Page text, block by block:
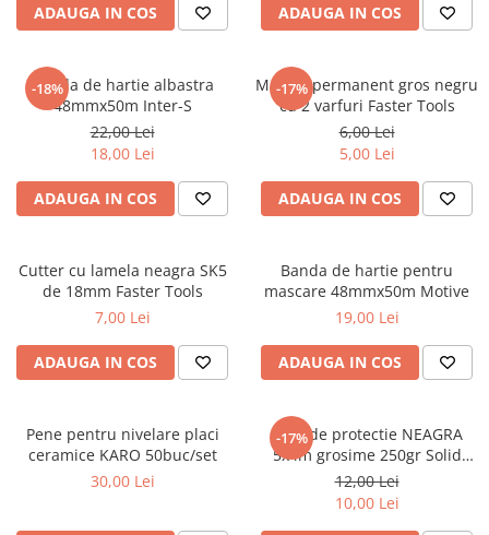
Foarfeci de mana
Imbusi si seturi de imbusi
Patenti, clesti si sfici
Pile de mana
Pistoale de spuma si silicon
Rangi
Surubelnite si seturi de
surubelnite
Truse de tubulare si chei
ADAUGA IN COS ADAUGA IN COS
-18%
Banda de hartie albastra
48mmx50m Inter-S
22,00 Lei
18,00 Lei
ADAUGA IN COS
-17%
Marker permanent gros negru
cu 2 varfuri Faster Tools
6,00 Lei
5,00 Lei
ADAUGA IN COS
Cutter cu lamela neagra SK5
de 18mm Faster Tools
7,00 Lei
ADAUGA IN COS
Banda de hartie pentru
mascare 48mmx50m Motive
19,00 Lei
ADAUGA IN COS
Pene pentru nivelare placi
ceramice KARO 50buc/set
30,00 Lei
-17%
Folie de protectie NEAGRA
5x4m grosime 250gr Solid
Tools
12,00 Lei
10,00 Lei